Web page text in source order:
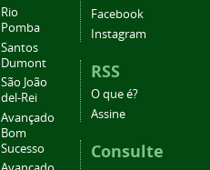
Rio
Pomba
Santos
Dumont
São João
del-Rei
Avançado
Bom
Sucesso
Facebook
Instagram
RSS
O que é?
Assine
Consulte